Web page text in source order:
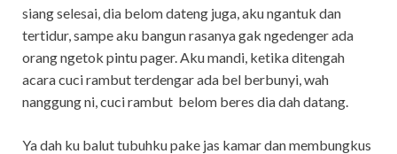
siang selesai, dia belom dateng juga, aku ngantuk dan
tertidur, sampe aku bangun rasanya gak ngedenger ada
orang ngetok pintu pager. Aku mandi, ketika ditengah
acara cuci rambut terdengar ada bel berbunyi, wah
nanggung ni, cuci rambut belom beres dia dah datang.
Ya dah ku balut tubuhku pake jas kamar dan membungkus